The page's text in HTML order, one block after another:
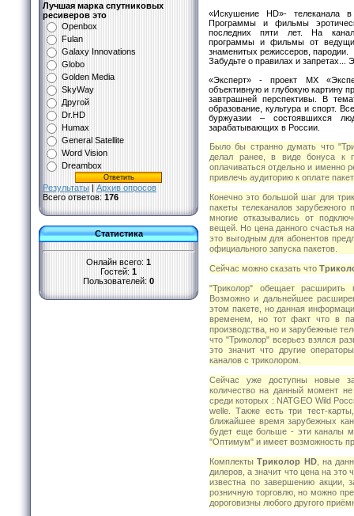
Лучшая марка спутниковых
ресиверов это
Openbox
Fulan
Galaxy Innovations
Globo
Golden Media
SkyWay
Другой
Dr.HD
Humax
General Satellite
Word Vision
Dreambox
Результаты | Архив опросов
Всего ответов: 176
Статистика
Онлайн всего: 1
Гостей: 1
Пользователей: 0
«Искушение HD»- телеканала
Программы и фильмы
последних пяти лет. На
программы и фильмы от
знаменитых режиссеров, пародии.
Забудьте о правилах и запретах...
«Эксперт» - проект МХ
объективную и глубокую картину
завтрашней перспективы. В
образование, культура и спорт.
буржуазии – состоявшихся
зарабатывающих в России.
Было бы странно думать что
делал ранее, в виде бонуса к
оплачиваться отдельно и именно
привлечь аудиторию к оплате
Конечно это большой шаг для
пакеты телеканалов зарубежного
многие отказывались от
вещей. Но цена данного счастья
это выгодным для абонентов
официального запуска пакетов.
Сейчас можно сказать что
"Триколор" обещает расширить
Возможно и дальнейшее
этом пакете, но данная
временем, но тот факт что в
производства, но и зарубежные
что "Триколор" всерьез взялся
это значит что другие
каналов с триколором.
Сейчас уже доступны новые
количество на данный момент
среди которых : NATGEO Wild
welle. Также есть три тест-
ближайшее время зарубежных
будет еще больше - эти каналы
"Оптимум" и имеет возможность
КомплектыТриколор HD, на
дилеров, а значит что цена на это
известна по завершению акции,
розничную торговлю, но можно
дороговизны любого другого